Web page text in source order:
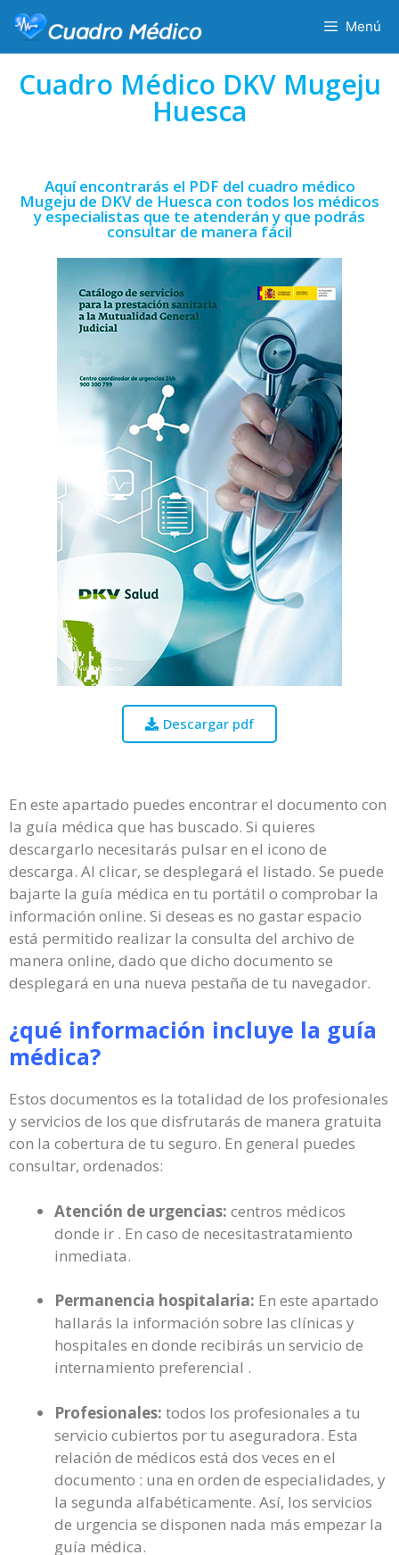
Menú
Cuadro Médico DKV Mugeju
Huesca
Aquí encontrarás el PDF del cuadro médico
Mugeju de DKV de Huesca con todos los médicos
y especialistas que te atenderán y que podrás
consultar de manera fácil
Descargar pdf
En este apartado puedes encontrar el documento con
la guía médica que has buscado. Si quieres
descargarlo necesitarás pulsar en el icono de
descarga. Al clicar, se desplegará el listado. Se puede
bajarte la guía médica en tu portátil o comprobar la
información online. Si deseas es no gastar espacio
está permitido realizar la consulta del archivo de
manera online, dado que dicho documento se
desplegará en una nueva pestaña de tu navegador.
¿qué información incluye la guía
médica?
Estos documentos es la totalidad de los profesionales
y servicios de los que disfrutarás de manera gratuita
con la cobertura de tu seguro. En general puedes
consultar, ordenados:
Atención de urgencias: centros médicos
donde ir . En caso de necesitastratamiento
inmediata.
Permanencia hospitalaria: En este apartado
hallarás la información sobre las clínicas y
hospitales en donde recibirás un servicio de
internamiento preferencial .
Profesionales: todos los profesionales a tu
servicio cubiertos por tu aseguradora. Esta
relación de médicos está dos veces en el
documento : una en orden de especialidades, y
la segunda alfabéticamente. Así, los servicios
de urgencia se disponen nada más empezar la
guía médica.